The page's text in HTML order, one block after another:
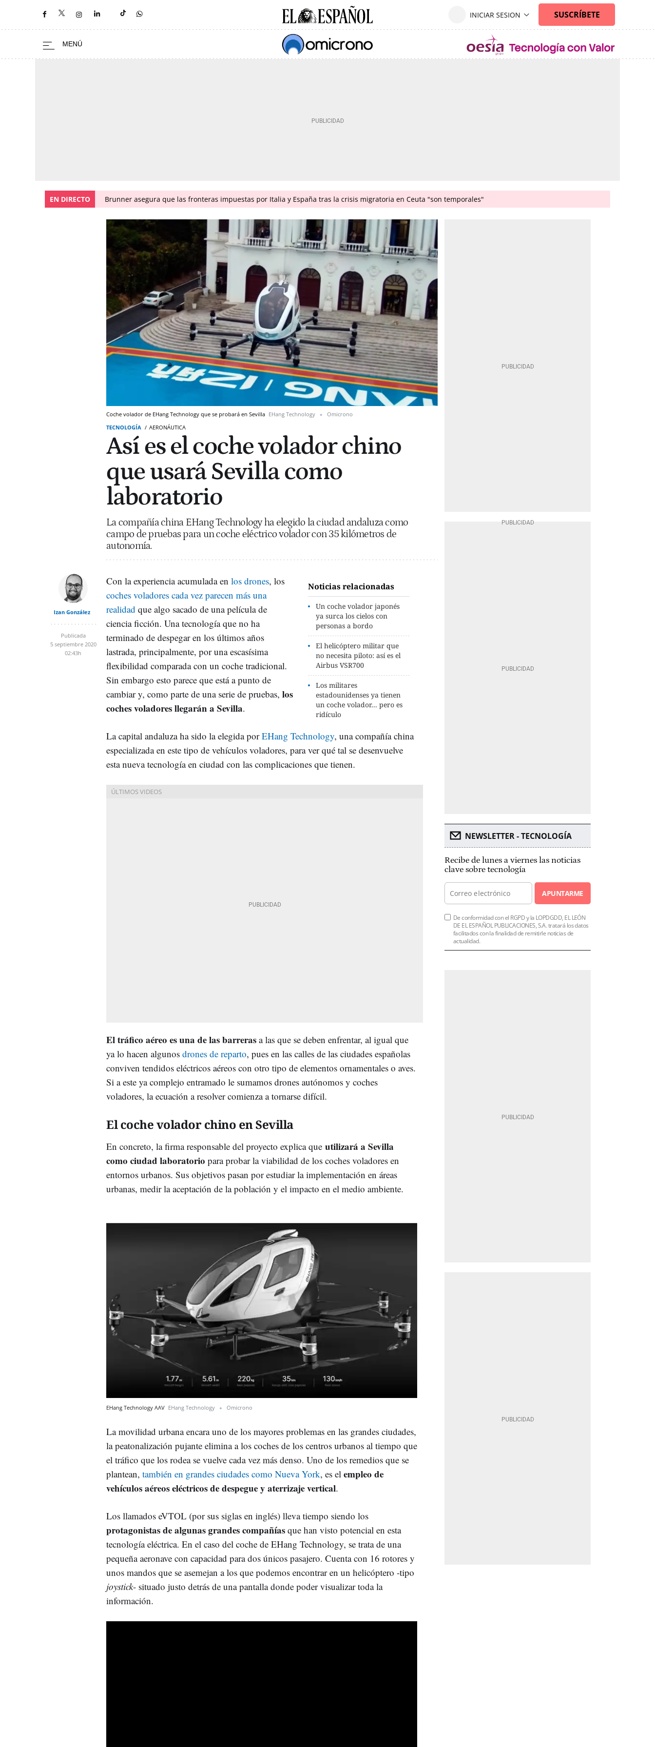
EN DIRECTO Brunner asegura que las fronteras impuestas por Italia y España tras la crisis migratoria en Ceuta "son temporales"
Coche volador de EHang Technology que se probará en Sevilla EHang Technology
Omicrono
TECNOLOGÍA
AERONÁUTICA
Así es el coche volador chino
que usará Sevilla como
laboratorio
La compañía china EHang Technology ha elegido la ciudad andaluza como
campo de pruebas para un coche eléctrico volador con 35 kilómetros de
autonomía.
Izan González
Publicada
5 septiembre 2020
02:43h
Noticias relacionadas
Un coche volador japonés
ya surca los cielos con
personas a bordo
El helicóptero militar que
no necesita piloto: así es el
Airbus VSR700
Los militares
estadounidenses ya tienen
un coche volador... pero es
ridículo
Con la experiencia acumulada en los drones, los
coches voladores cada vez parecen más una
realidad que algo sacado de una película de
ciencia ficción. Una tecnología que no ha
terminado de despegar en los últimos años
lastrada, principalmente, por una escasísima
flexibilidad comparada con un coche tradicional.
Sin embargo esto parece que está a punto de
cambiar y, como parte de una serie de pruebas, los
coches voladores llegarán a Sevilla.
La capital andaluza ha sido la elegida porEHang Technology, una compañía china
especializada en este tipo de vehículos voladores, para ver qué tal se desenvuelve
esta nueva tecnología en ciudad con las complicaciones que tienen.
El tráfico aéreo es una de las barreras a las que se deben enfrentar, al igual que
ya lo hacen algunos drones de reparto, pues en las calles de las ciudades españolas
conviven tendidos eléctricos aéreos con otro tipo de elementos ornamentales o aves.
Si a este ya complejo entramado le sumamos drones autónomos y coches
voladores, la ecuación a resolver comienza a tornarse difícil.
El coche volador chino en Sevilla
En concreto, la firma responsable del proyecto explica que utilizará a Sevilla
como ciudad laboratorio para probar la viabilidad de los coches voladores en
entornos urbanos. Sus objetivos pasan por estudiar la implementación en áreas
urbanas, medir la aceptación de la población y el impacto en el medio ambiente.
EHang Technology AAV EHang Technology Omicrono
La movilidad urbana encara uno de los mayores problemas en las grandes ciudades,
la peatonalización pujante elimina a los coches de los centros urbanos al tiempo que
el tráfico que los rodea se vuelve cada vez más denso. Uno de los remedios que se
plantean, también en grandes ciudades como Nueva York, es el empleo de
vehículos aéreos eléctricos de despegue y aterrizaje vertical.
Los llamados eVTOL (por sus siglas en inglés) lleva tiempo siendo los
protagonistas de algunas grandes compañías que han visto potencial en esta
tecnología eléctrica. En el caso del coche de EHang Technology, se trata de una
pequeña aeronave con capacidad para dos únicos pasajero. Cuenta con 16 rotores y
unos mandos que se asemejan a los que podemos encontrar en un helicóptero -tipo
joystick- situado justo detrás de una pantalla donde poder visualizar toda la
información.
NEWSLETTER - TECNOLOGÍA
Recibe de lunes a viernes las noticias
clave sobre tecnología
APUNTARME
De conformidad con el RGPD y la LOPDGDD, EL LEÓN
DE EL ESPAÑOL PUBLICACIONES, S.A. tratará los datos
facilitados con la finalidad de remitirle noticias de
actualidad.